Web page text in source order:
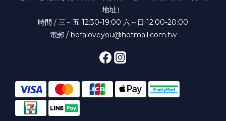
地址）
時間 / 三～五 12:30-19:00 六～日 12:00-20:00
電郵 / bofaloveyou@hotmail.com.tw